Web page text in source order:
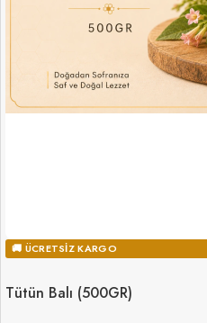
🚚 ÜCRETSIZ KARGO
Tütün Balı (500GR)